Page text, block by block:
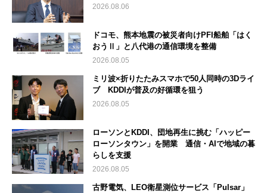
2026.08.06
ドコモ、熊本地震の被災者向けPFI船舶「はく
おうⅡ」と八代港の通信環境を整備
2026.08.05
ミリ波×折りたたみスマホで50人同時の3Dライ
ブ KDDIが普及の好循環を狙う
2026.08.05
ローソンとKDDI、団地再生に挑む「ハッピー
ローソンタウン」を開業 通信・AIで地域の暮
らしを支援
2026.08.05
古野電気、LEO衛星測位サービス「Pulsar」